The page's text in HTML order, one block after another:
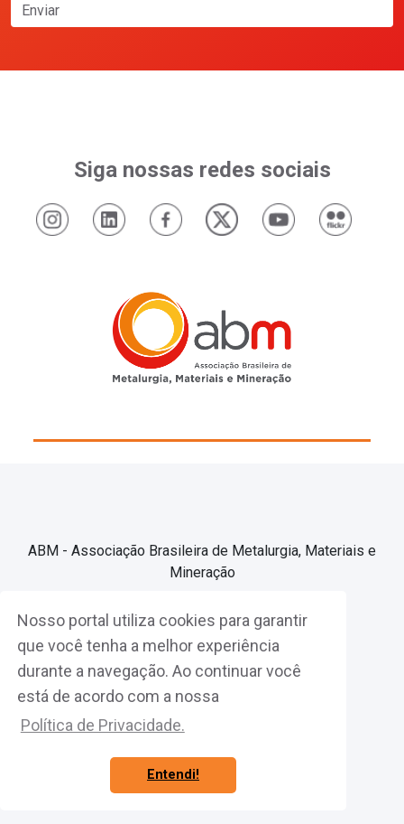
Nosso portal utiliza cookies para garantir
que você tenha a melhor experiência
durante a navegação. Ao continuar você
está de acordo com a nossa
Política de Privacidade.
Entendi!
Enviar
Siga nossas redes sociais
ABM - Associação Brasileira de Metalurgia, Materiais e
Mineração
Associe-se
Fazer Login